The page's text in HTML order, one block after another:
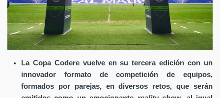
La Copa Codere vuelve en su tercera edición con un
innovador formato de competición de equipos,
formados por parejas, en diversos retos, que serán